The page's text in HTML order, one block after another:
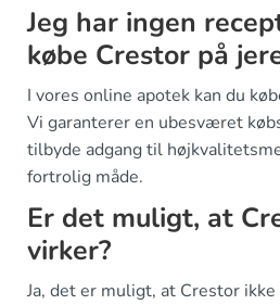
Jeg har ingen
købe Crestor på
I vores online apotek kan du
Vi garanterer en ubesværet
tilbyde adgang til
fortrolig måde.
Er det muligt, at
virker?
Ja, det er muligt, at Crestor